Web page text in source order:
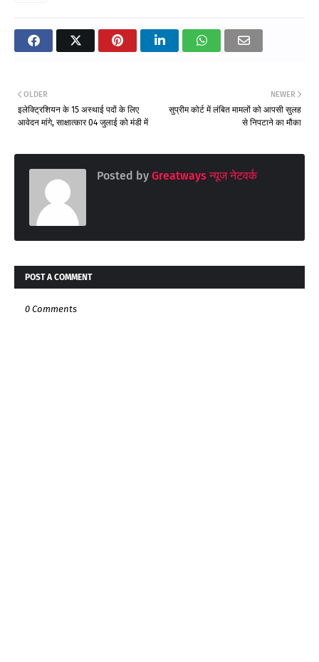
NEWER
सुप्रीम कोर्ट में लंबित मामलों को आपसी सुलह
से निपटाने का मौका
OLDER
इलेक्ट्रिशियन के 15 अस्थाई पदों के लिए
आवेदन मांगे, साक्षात्कार 04 जुलाई को मंडी में
Posted by Greatways न्यूज नेटवर्क
POST A COMMENT
0 Comments